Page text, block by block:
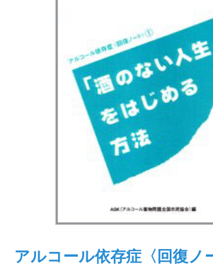
アルコール依存症〈回復